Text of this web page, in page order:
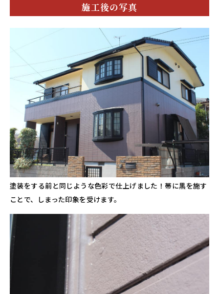
施工後の写真
塗装をする前と同じような色彩で仕上げました！帯に黒を施す
ことで、しまった印象を受けます。